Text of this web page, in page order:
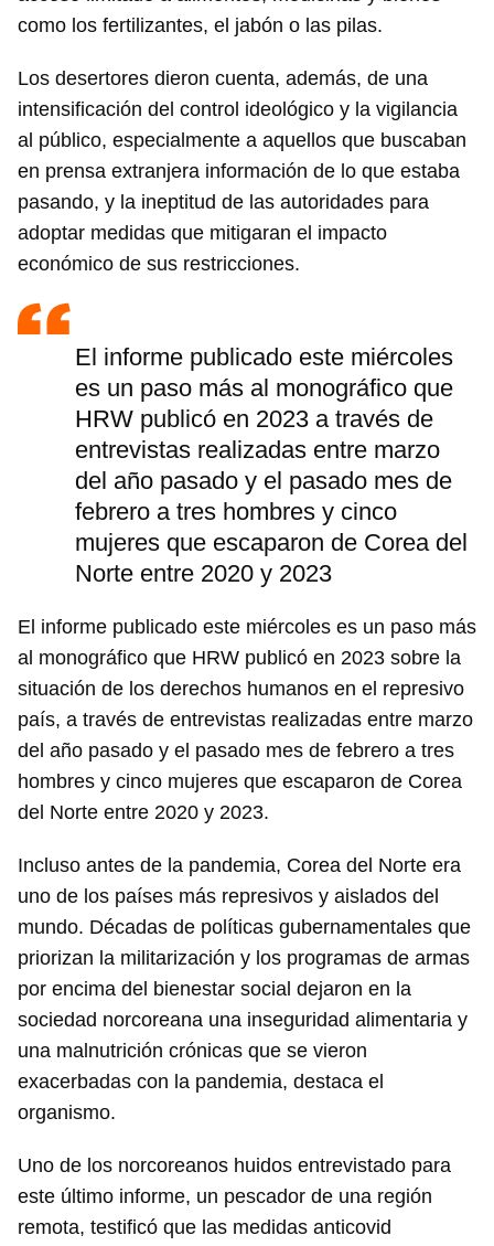
como los fertilizantes, el jabón o las pilas.
Los desertores dieron cuenta, además, de una
intensificación del control ideológico y la vigilancia
al público, especialmente a aquellos que buscaban
en prensa extranjera información de lo que estaba
pasando, y la ineptitud de las autoridades para
adoptar medidas que mitigaran el impacto
económico de sus restricciones.
El informe publicado este miércoles
es un paso más al monográfico que
HRW publicó en 2023 a través de
entrevistas realizadas entre marzo
del año pasado y el pasado mes de
febrero a tres hombres y cinco
mujeres que escaparon de Corea del
Norte entre 2020 y 2023
El informe publicado este miércoles es un paso más
al monográfico que HRW publicó en 2023 sobre la
situación de los derechos humanos en el represivo
país, a través de entrevistas realizadas entre marzo
del año pasado y el pasado mes de febrero a tres
hombres y cinco mujeres que escaparon de Corea
del Norte entre 2020 y 2023.
Incluso antes de la pandemia, Corea del Norte era
uno de los países más represivos y aislados del
mundo. Décadas de políticas gubernamentales que
priorizan la militarización y los programas de armas
por encima del bienestar social dejaron en la
sociedad norcoreana una inseguridad alimentaria y
una malnutrición crónicas que se vieron
exacerbadas con la pandemia, destaca el
organismo.
Uno de los norcoreanos huidos entrevistado para
este último informe, un pescador de una región
remota, testificó que las medidas anticovid